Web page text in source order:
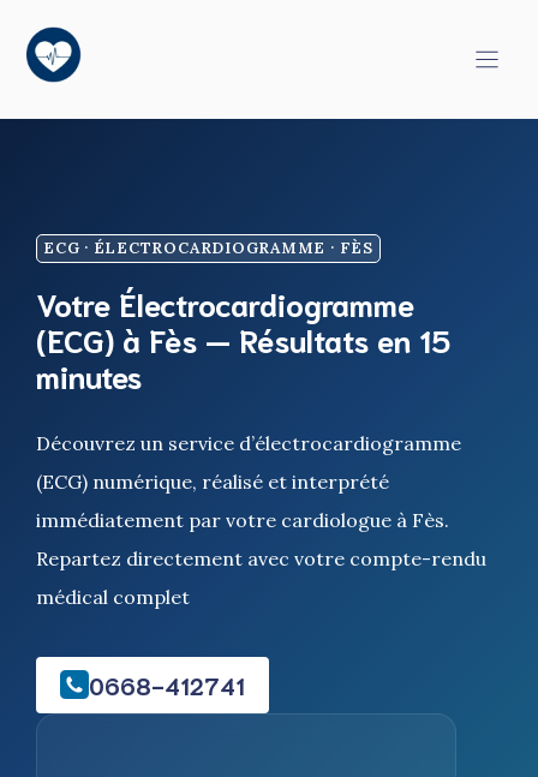
contenu
ECG · ÉLECTROCARDIOGRAMME · FÈS
Votre Électrocardiogramme
(ECG) à Fès — Résultats en 15
minutes
Découvrez un service d’électrocardiogramme
(ECG) numérique, réalisé et interprété
immédiatement par votre cardiologue à Fès.
Repartez directement avec votre compte-rendu
médical complet
0668-412741